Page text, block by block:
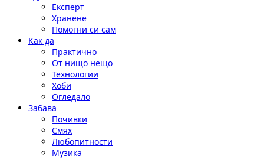
Експерт
Хранене
Помогни си сам
Как да
Практично
От нищо нещо
Технологии
Хоби
Огледало
Забава
Почивки
Смях
Любопитности
Музика